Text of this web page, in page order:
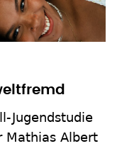
Jugendstudie
Mathias Albert